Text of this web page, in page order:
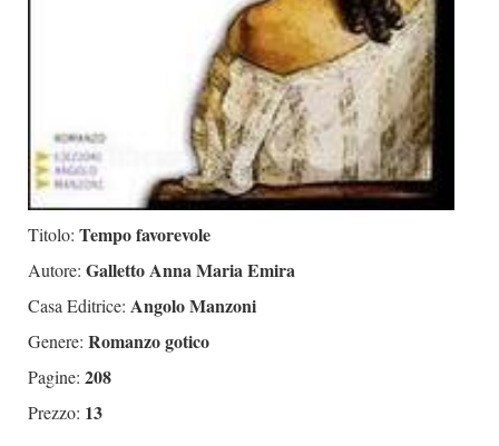
Titolo: Tempo favorevole
Autore: Galletto Anna Maria Emira
Casa Editrice: Angolo Manzoni
Genere: Romanzo gotico
Pagine: 208
Prezzo: 13